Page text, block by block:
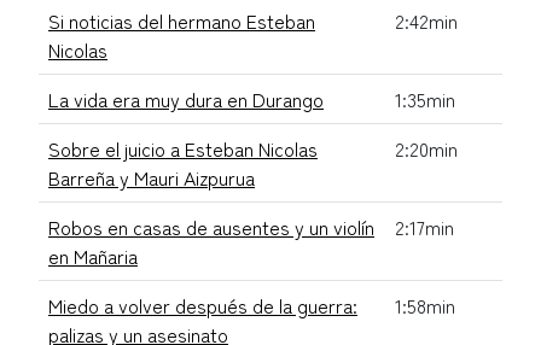
Si noticias del hermano Esteban
Nicolas
2:42min
La vida era muy dura en Durango
1:35min
Sobre el juicio a Esteban Nicolas
Barreña y Mauri Aizpurua
2:20min
Robos en casas de ausentes y un violín
en Mañaria
2:17min
Miedo a volver después de la guerra:
palizas y un asesinato
1:58min